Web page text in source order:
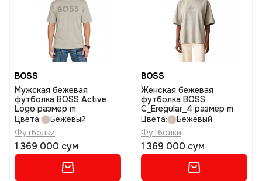
BOSS
Мужская бежевая
футболка BOSS Active
Logo размер m
Цвета:
Бежевый
Футболки
1 369 000 сум
BOSS
Женская бежевая
футболка BOSS
C_Eregular_4 размер m
Цвета:
Бежевый
Футболки
1 369 000 сум